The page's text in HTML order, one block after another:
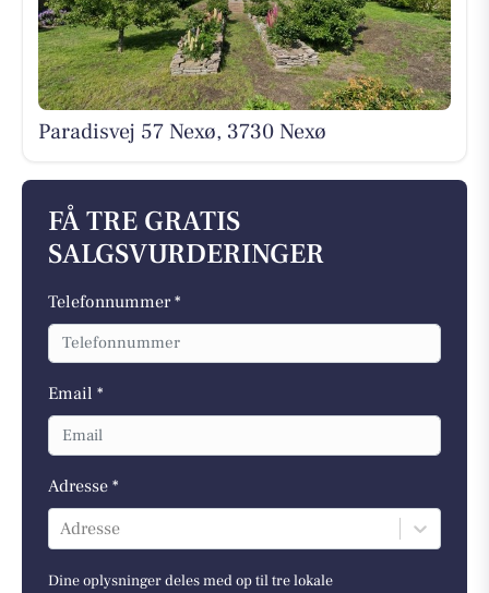
Paradisvej 57 Nexø, 3730 Nexø
FÅ TRE GRATIS
SALGSVURDERINGER
Telefonnummer *
Email *
Adresse *
Adresse
Dine oplysninger deles med op til tre lokale